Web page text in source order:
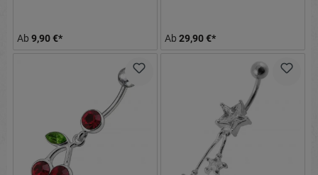
Ab 9,90 €* Ab 29,90 €*